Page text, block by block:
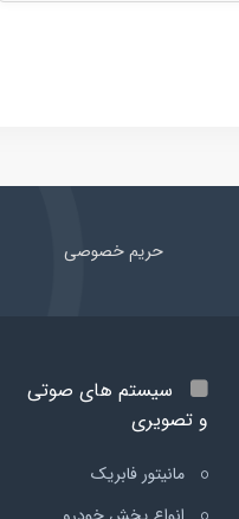
حریم خصوصی
سیستم های صوتی
و تصویری
مانیتور فابریک